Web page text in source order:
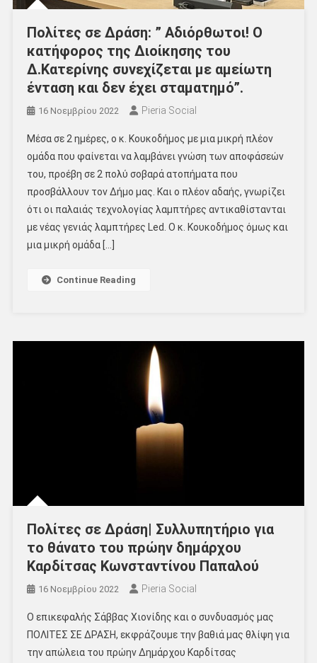
Πολίτες σε Δράση: ” Αδιόρθωτοι! Ο
κατήφορος της Διοίκησης του
Δ.Κατερίνης συνεχίζεται με αμείωτη
ένταση και δεν έχει σταματημό”.
16 Νοεμβρίου 2022 Pieria Social
Μέσα σε 2 ημέρες, ο κ. Κουκοδήμος με μια μικρή πλέον
ομάδα που φαίνεται να λαμβάνει γνώση των αποφάσεών
του, προέβη σε 2 πολύ σοβαρά ατοπήματα που
προσβάλλουν τον Δήμο μας. Και ο πλέον αδαής, γνωρίζει
ότι οι παλαιάς τεχνολογίας λαμπτήρες αντικαθίστανται
με νέας γενιάς λαμπτήρες Led. Ο κ. Κουκοδήμος όμως και
μια μικρή ομάδα […]
Continue Reading
Πολίτες σε Δράση| Συλλυπητήριο για
το θάνατο του πρώην δημάρχου
Καρδίτσας Κωνσταντίνου Παπαλού
16 Νοεμβρίου 2022 Pieria Social
Ο επικεφαλής Σάββας Χιονίδης και ο συνδυασμός μας
ΠΟΛΙΤΕΣ ΣΕ ΔΡΑΣΗ, εκφράζουμε την βαθιά μας θλίψη για
την απώλεια του πρώην Δημάρχου Καρδίτσας